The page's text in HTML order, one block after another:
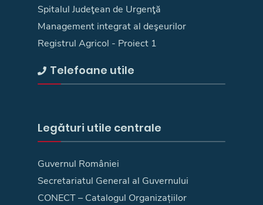
Spitalul Judeţean de Urgenţă
Management integrat al deşeurilor
Registrul Agricol - Proiect 1
Telefoane utile
Legături utile centrale
Guvernul României
Secretariatul General al Guvernului
CONECT – Catalogul Organizațiilor